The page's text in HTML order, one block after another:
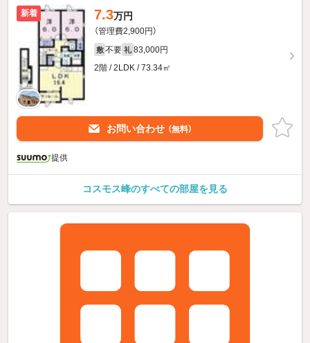
新着 7.3万円
（管理費2,900円）
敷 不要 礼 83,000円
2階 / 2LDK / 73.34㎡
お問い合わせ （無料）
提供
コスモス峰のすべての部屋を見る